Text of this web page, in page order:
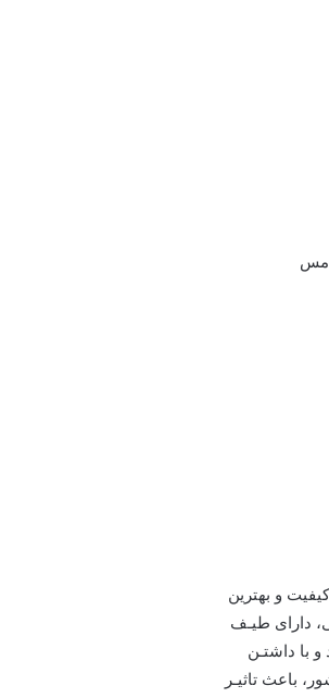
و بهترین
دارای طیـف
با داشتـن
باعث تاثیـر